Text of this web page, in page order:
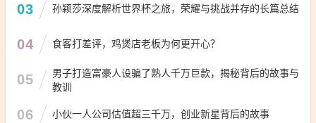
03 孙颖莎深度解析世界杯之旅，荣耀与挑战并存的长篇总结
04 食客打差评，鸡煲店老板为何更开心？
05
男子打造富豪人设骗了熟人千万巨款，揭秘背后的故事与
教训
06 小伙一人公司估值超三千万，创业新星背后的故事